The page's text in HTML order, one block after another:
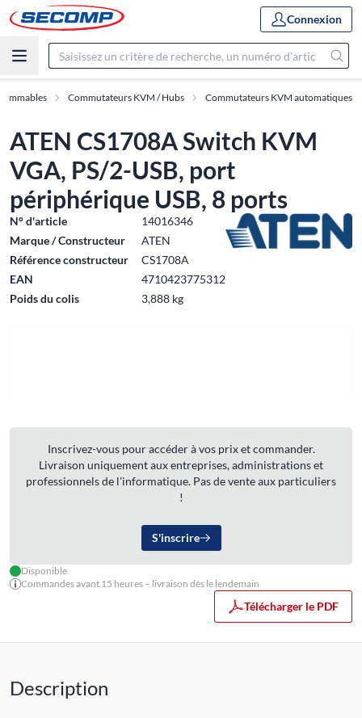
Connexion
Commutateurs KVM / Hubs Commutateurs KVM automatiques
ATEN CS1708A Switch KVM
VGA, PS/2-USB, port
périphérique USB, 8 ports
N° d'article
14016346
Marque / Constructeur
ATEN
Référence constructeur
CS1708A
EAN
4710423775312
Poids du colis
3,888 kg
Inscrivez-vous pour accéder à vos prix et commander.
Livraison uniquement aux entreprises, administrations et
professionnels de l'informatique. Pas de vente aux particuliers
!
S'inscrire
Disponible
Commandes avant 15 heures – livraison dès le lendemain
Télécharger le PDF
Description